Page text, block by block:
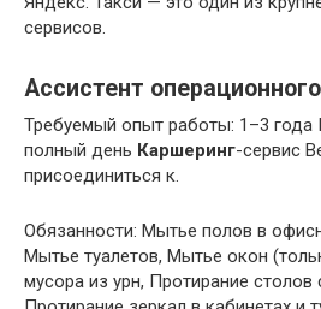
сервисов.
Ассистент
Требуемый опыт работы: 1–3 года
полный день Каршеринг-сервис
присоединиться к.
Обязанности: Мытье полов в
Мытье туалетов, Мытье окон
мусора из урн, Протирание столов